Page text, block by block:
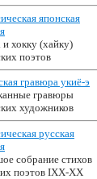
японская
и хокку (хайку)
поэтов
гравюра укиё-э
гравюры
художников
русская
собрание стихов
поэтов IXX-XX